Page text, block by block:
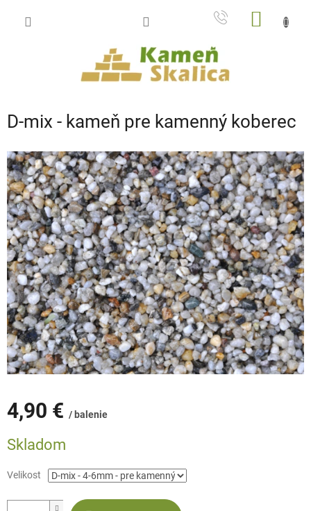
D-mix - kameň pre kamenný koberec
4,90 € / balenie
cena:
Skladom
Velikost